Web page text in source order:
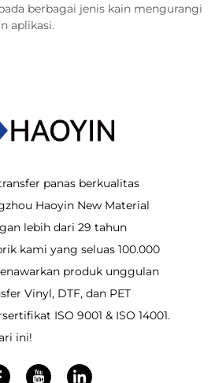
berbagai jenis kain mengurangi
aplikasi.
panas berkualitas
Haoyin New Material
lebih dari 29 tahun
kami yang seluas 100.000
produk unggulan
Vinyl, DTF, dan PET
ISO 9001 & ISO 14001.
ini!